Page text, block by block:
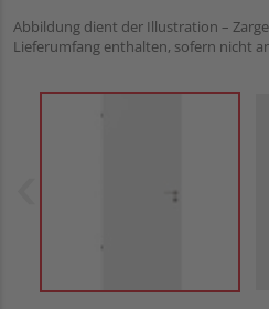
Abbildung dient der Illustration –
Lieferumfang enthalten, sofern nicht